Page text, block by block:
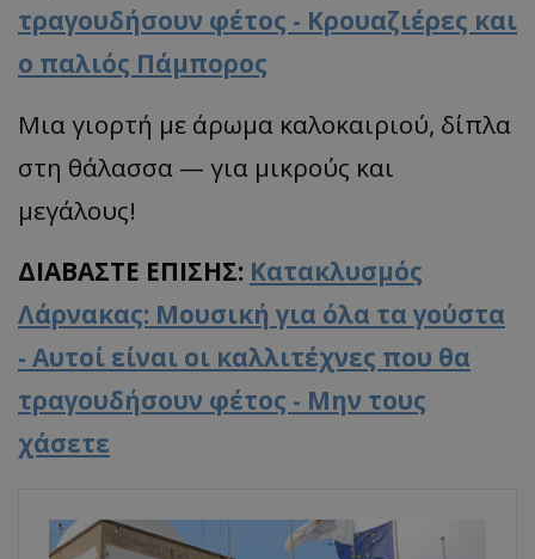
τραγουδήσουν φέτος - Κρουαζιέρες και
ο παλιός Πάμπορος
Μια γιορτή με άρωμα καλοκαιριού, δίπλα
στη θάλασσα — για μικρούς και
μεγάλους!
ΔΙΑΒΑΣΤΕ ΕΠΙΣΗΣ: Κατακλυσμός
Λάρνακας: Μουσική για όλα τα γούστα
- Αυτοί είναι οι καλλιτέχνες που θα
τραγουδήσουν φέτος - Μην τους
χάσετε